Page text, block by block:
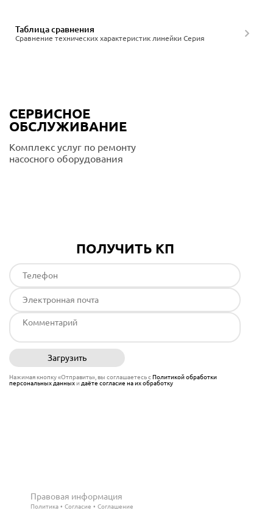
Сравнение технических характеристик линейки Серия
Таблица сравнения
СЕРВИСНОЕ
ОБСЛУЖИВАНИЕ
Комплекс услуг по ремонту
насосного оборудования
ПОЛУЧИТЬ КП
Загрузить
Нажимая кнопку «Отправить», вы соглашаетесь сПолитикой обработки
персональных данныхи даёте согласие на их обработку
Правовая информация
Политика Согласие Соглашение